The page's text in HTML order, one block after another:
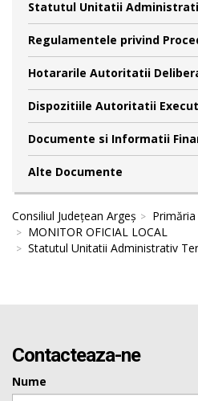
Statutul Unitatii
Regulamentele privind
Hotararile Autoritatii
Dispozitiile Autoritatii
Documente si Informatii
Alte Documente
Consiliul Județean Argeș
MONITOR OFICIAL LOCAL
Statutul Unitatii Administrativ
Contacteaza-ne
Nume